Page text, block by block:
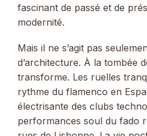
fascinant de passé et de
modernité.
Mais il ne s’agit pas
d’architecture. À la tombée
transforme. Les ruelles
rythme du flamenco en
électrisante des clubs
performances soul du fado